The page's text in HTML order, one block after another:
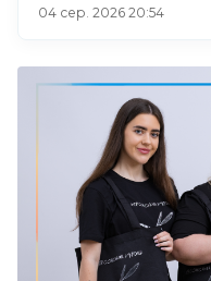
04 сер. 2026 20:54